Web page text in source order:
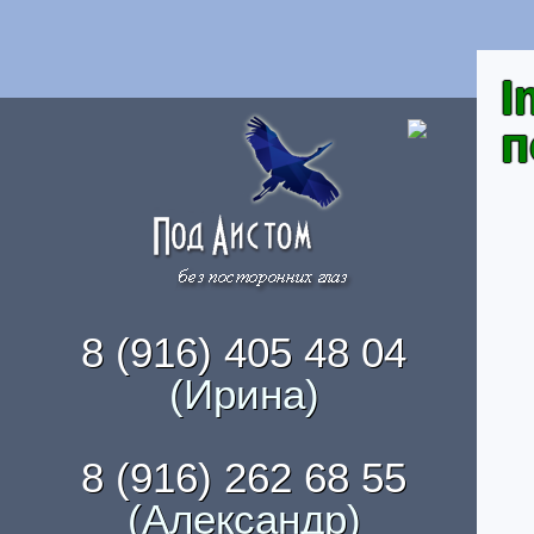
8 (916) 405 48 04
(Ирина)
8 (916) 262 68 55
(Александр)